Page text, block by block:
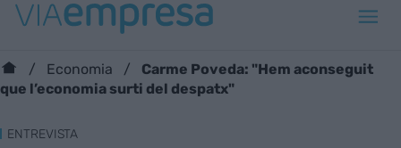
Economia
Carme Poveda: "Hem aconseguit
que l’economia surti del despatx"
ENTREVISTA